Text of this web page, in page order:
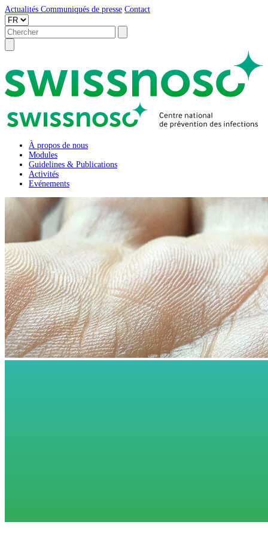
Actualités Communiqués de presse Contact
À propos de nous
Modules
Guidelines & Publications
Activités
Evénements